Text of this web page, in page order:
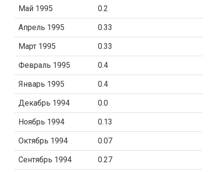
Май 1995 0.2
Апрель 1995 0.33
Март 1995 0.33
Февраль 1995 0.4
Январь 1995 0.4
Декабрь 1994 0.0
Ноябрь 1994 0.13
Октябрь 1994 0.07
Сентябрь 1994 0.27